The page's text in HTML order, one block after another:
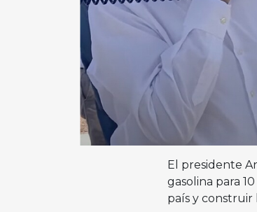
El presidente
gasolina para
país y construir